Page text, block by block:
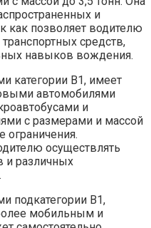
и
как позволяет водителю
средств,
навыков вождения.
категории B1, имеет
автомобилями
и
с размерами и массой
осуществлять
и различных
подкатегории B1,
мобильным и